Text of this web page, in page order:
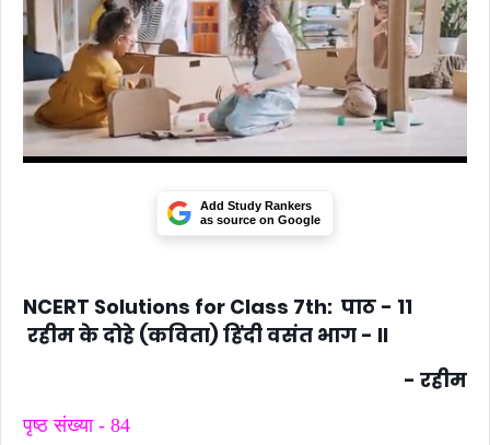
Add Study Rankers
as source on Google
NCERT Solutions for Class 7th: पाठ - 11
रहीम के दोहे (कविता) हिंदी वसंत भाग - II
- रहीम
पृष्ठ संख्या - 84